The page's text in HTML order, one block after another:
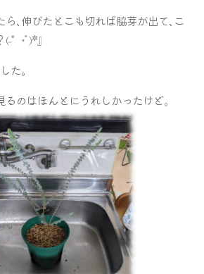
ら､伸びたとこも切れば脇芽が出て､こ
(˶゜･ﾟ)✲』
た｡
のはほんとにうれしかったけど｡